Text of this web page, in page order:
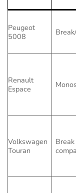
Peugeot
5008
Renault
Espace
Volkswagen
Touran
Break